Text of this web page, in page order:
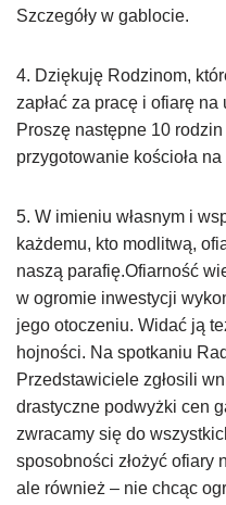
Szczegóły w gablocie.
4. Dziękuję Rodzinom,
zapłać za pracę i ofiarę
Proszę następne 10
przygotowanie kościoła
5. W imieniu własnym i
każdemu, kto modlitwą,
naszą parafię.Ofiarność
w ogromie inwestycji
jego otoczeniu. Widać ją
hojności. Na spotkaniu
Przedstawiciele zgłosili
drastyczne podwyżki cen
zwracamy się do
sposobności złożyć ofiary
ale również – nie chcąc